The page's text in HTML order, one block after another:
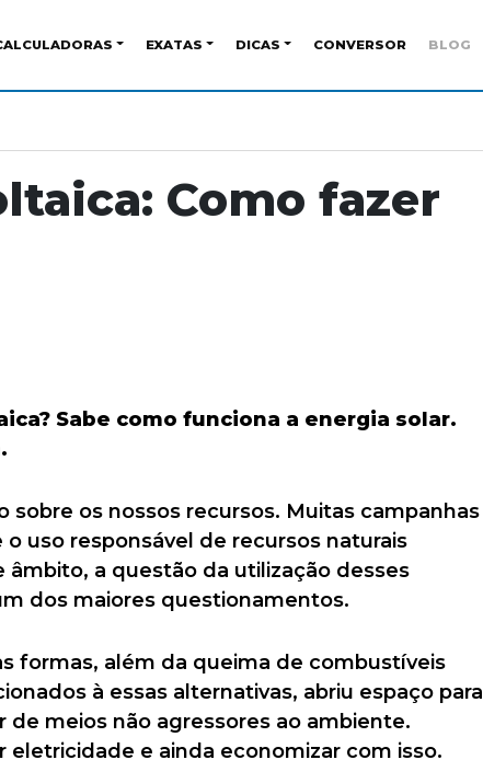
EXATAS DICAS CONVERSOR BLOG
Como fazer
Sabe como funciona a energia solar.
os nossos recursos. Muitas campanhas
uso responsável de recursos naturais
a questão da utilização desses
dos maiores questionamentos.
formas, além da queima de combustíveis
à essas alternativas, abriu espaço para
meios não agressores ao ambiente.
e ainda economizar com isso.